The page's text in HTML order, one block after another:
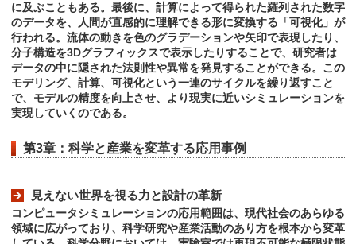
に及ぶこともある。最後に、計算によって得られた羅列された数字
のデータを、人間が直感的に理解できる形に変換する「可視化」が
行われる。流体の動きを色のグラデーションや矢印で表現したり、
分子構造を3Dグラフィックスで表示したりすることで、研究者は
データの中に隠された法則性や異常を発見することができる。この
モデリング、計算、可視化という一連のサイクルを繰り返すこと
で、モデルの精度を向上させ、より現実に近いシミュレーションを
実現していくのである。
第3章：科学と産業を変革する応用事例
見えない世界を視る力と設計の革新
コンピュータシミュレーションの応用範囲は、現代社会のあらゆる
領域に広がっており、科学研究や産業活動のあり方を根本から変革